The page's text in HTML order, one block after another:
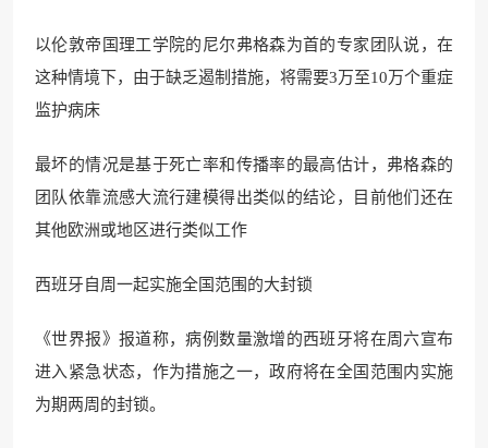
以伦敦帝国理工学院的尼尔弗格森为首的专家团队说，在
这种情境下，由于缺乏遏制措施，将需要3万至10万个重症
监护病床
最坏的情况是基于死亡率和传播率的最高估计，弗格森的
团队依靠流感大流行建模得出类似的结论，目前他们还在
其他欧洲或地区进行类似工作
西班牙自周一起实施全国范围的大封锁
《世界报》报道称，病例数量激增的西班牙将在周六宣布
进入紧急状态，作为措施之一，政府将在全国范围内实施
为期两周的封锁。